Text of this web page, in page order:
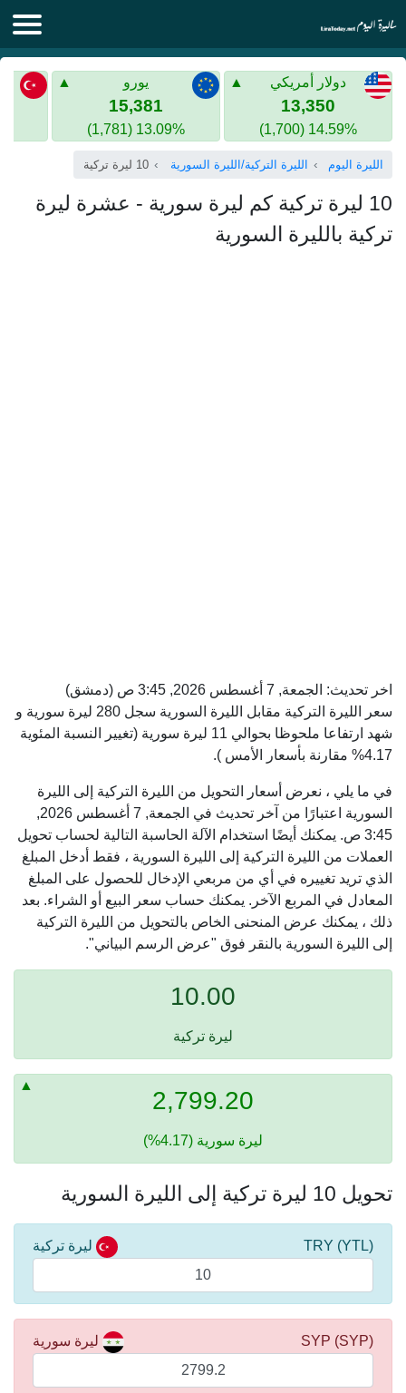
الليرة اليوم
الليرة السورية
الذهب في سوريا
الليرة التركية
الليرة التركية
الذهب في تركيا
اليورو الى الليرة التركية
دولار أمريكي
13,350
14.59% (1,700)
يورو
15,381
13.09% (1,781)
الليرة اليوم الليرة التركية/الليرة السورية 10 ليرة تركية
10 ليرة تركية كم ليرة سورية - عشرة ليرة
تركية بالليرة السورية
اخر تحديث: الجمعة, 7 أغسطس 2026, 3:45 ص
(دمشق)
سعر الليرة التركية مقابل الليرة السورية سجل 280 ليرة سورية و
شهد ارتفاعا ملحوظا بحوالي 11 ليرة سورية (تغيير النسبة المئوية
4.17% مقارنة بأسعار الأمس ).
في ما يلي ، نعرض أسعار التحويل من الليرة التركية إلى الليرة
السورية اعتبارًا من آخر تحديث في الجمعة, 7 أغسطس 2026,
3:45 ص. يمكنك أيضًا استخدام الآلة الحاسبة التالية لحساب تحويل
العملات من الليرة التركية إلى الليرة السورية ، فقط أدخل المبلغ
الذي تريد تغييره في أي من مربعي الإدخال للحصول على المبلغ
المعادل في المربع الآخر. يمكنك حساب سعر البيع أو الشراء. بعد
ذلك ، يمكنك عرض المنحنى الخاص بالتحويل من الليرة التركية
إلى الليرة السورية بالنقر فوق "عرض الرسم البياني".
10.00
ليرة تركية
2,799.20
ليرة سورية (4.17%)
تحويل 10 ليرة تركية إلى الليرة السورية
ليرة تركية (YTL) TRY
ليرة سورية (SYP) SYP